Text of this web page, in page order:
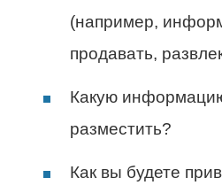
(например,
продавать,
Какую
разместить?
Как вы будете